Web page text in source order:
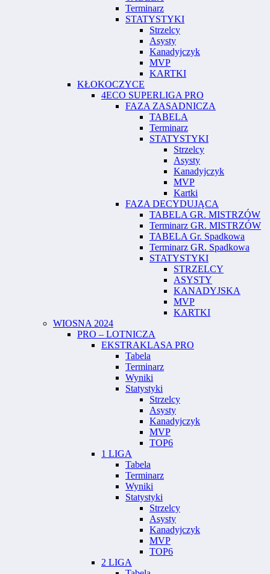
Terminarz
STATYSTYKI
Strzelcy
Asysty
Kanadyjczyk
MVP
KARTKI
KŁOKOCZYCE
4ECO SUPERLIGA PRO
FAZA ZASADNICZA
TABELA
Terminarz
STATYSTYKI
Strzelcy
Asysty
Kanadyjczyk
MVP
Kartki
FAZA DECYDUJĄCA
TABELA GR. MISTRZÓW
Terminarz GR. MISTRZÓW
TABELA Gr. Spadkowa
Terminarz GR. Spadkowa
STATYSTYKI
STRZELCY
ASYSTY
KANADYJSKA
MVP
KARTKI
WIOSNA 2024
PRO – LOTNICZA
EKSTRAKLASA PRO
Tabela
Terminarz
Wyniki
Statystyki
Strzelcy
Asysty
Kanadyjczyk
MVP
TOP6
1 LIGA
Tabela
Terminarz
Wyniki
Statystyki
Strzelcy
Asysty
Kanadyjczyk
MVP
TOP6
2 LIGA